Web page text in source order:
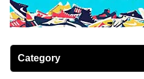
Category